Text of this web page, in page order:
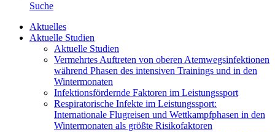
Suche
Aktuelles
Aktuelle Studien
Aktuelle Studien
Vermehrtes Auftreten von oberen Atemwegsinfektionen
während Phasen des intensiven Trainings und in den
Wintermonaten
Infektionsfördernde Faktoren im Leistungssport
Respiratorische Infekte im Leistungssport:
Internationale Flugreisen und Wettkampfphasen in den
Wintermonaten als größte Risikofaktoren